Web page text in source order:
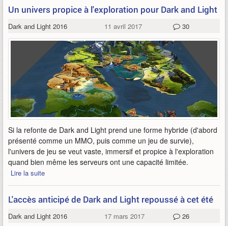
Un univers propice à l'exploration pour Dark and Light
Dark and Light 2016 11 avril 2017 30
Si la refonte de Dark and Light prend une forme hybride (d'abord
présenté comme un MMO, puis comme un jeu de survie),
l'univers de jeu se veut vaste, immersif et propice à l'exploration
quand bien même les serveurs ont une capacité limitée.
Lire la suite
L'accès anticipé de Dark and Light repoussé à cet été
Dark and Light 2016 17 mars 2017 26